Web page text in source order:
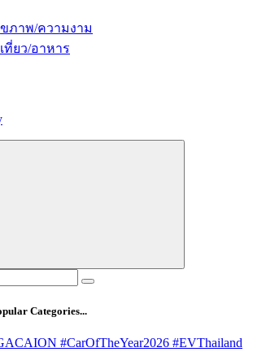
ภาพ/ความงาม
ที่ยว/อาหาร
Categories...
#CarOfTheYear2026 #EVThailand